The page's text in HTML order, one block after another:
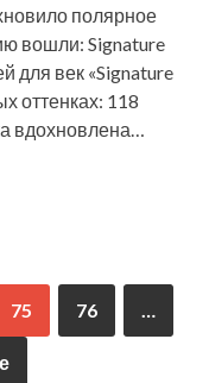
полярное
вошли: Signature
для век «Signature
оттенках: 118
вдохновлена…
75 76 …